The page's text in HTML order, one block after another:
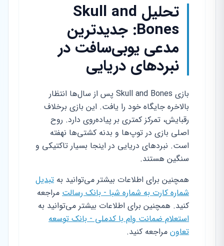
تحلیل Skull and
Bones: جدیدترین
مدعی یوبی‌سافت در
نبردهای دریایی
بازی Skull and Bones پس از سال‌ها انتظار
بالاخره جایگاه خود را یافت. این بازی برخلاف
رقبایش، تمرکز کمتری بر پیاده‌روی دارد. روح
اصلی بازی در توپ‌ها و بدنه کشتی‌ها نهفته
است. نبردهای دریایی در اینجا بسیار تاکتیکی و
سنگین هستند.
همچنین برای اطلاعات بیشتر می‌توانید به تبدیل
شماره کارت به شماره شبا - بانک رسالت مراجعه
کنید. همچنین برای اطلاعات بیشتر می‌توانید به
استعلام ضمانت وام با کدملی - بانک توسعه
تعاون مراجعه کنید.